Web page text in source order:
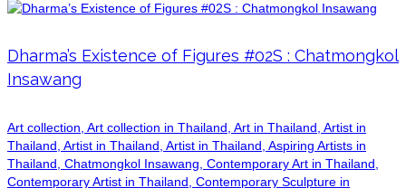
Dharma’s Existence of Figures #02S : Chatmongkol
Insawang
Art collection, Art collection in Thailand, Art in Thailand, Artist in
Thailand, Artist in Thailand, Artist in Thailand, Aspiring Artists in
Thailand, Chatmongkol Insawang, Contemporary Art in Thailand,
Contemporary Artist in Thailand, Contemporary Sculpture in